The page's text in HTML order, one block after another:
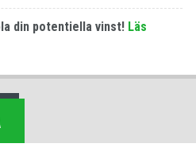
din potentiella vinst! Läs